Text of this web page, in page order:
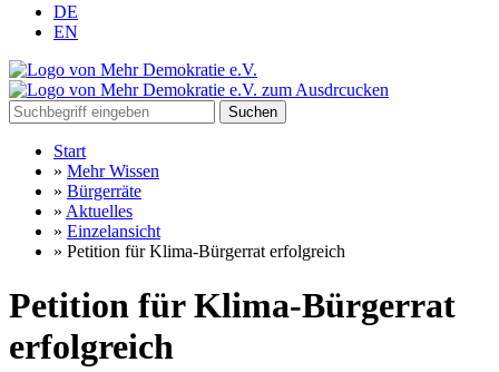
DE
EN
Suchen
Start
» Mehr Wissen
» Bürgerräte
» Aktuelles
» Einzelansicht
» Petition für Klima-Bürgerrat erfolgreich
Petition für Klima-Bürgerrat
erfolgreich